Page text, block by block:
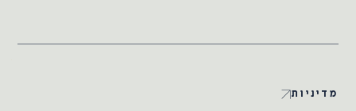
מדיניות